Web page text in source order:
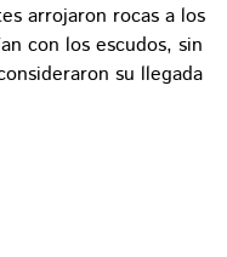
arrojaron rocas a los
con los escudos, sin
su llegada